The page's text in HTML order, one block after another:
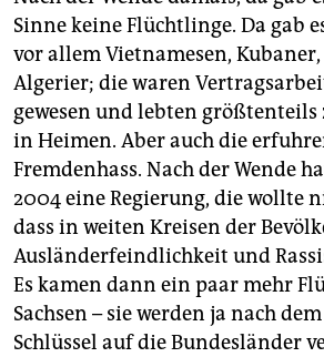
Sinne keine Flüchtlinge. Da gab
vor allem Vietnamesen,
Algerier; die waren
gewesen und lebten
in Heimen. Aber auch die
Fremdenhass. Nach der Wende
2004 eine Regierung, die wollte
dass in weiten Kreisen der
Ausländerfeindlichkeit und
Es kamen dann ein paar mehr
Sachsen – sie werden ja nach
Schlüssel auf die Bundesländer